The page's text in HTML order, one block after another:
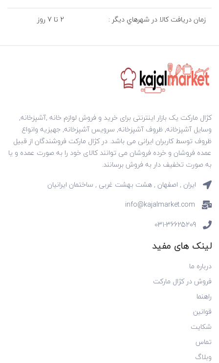
زمان دريافت کالا در شهرهاي ديگر : 2 تا 7 روز
کژال مارکت یک بازار اینترنتی برای خرید و فروش لوازم خانه ,آشپزخانه,
وسایل آشپزخانه, ظروف آشپزخانه, سرویس آشپزخانه, جهیزیه وانواع
ظروف توسط کاربران ایرانی می باشد. در کژال مارکت فروشندگان از قبیل
عمده فروشان و خرده فروشان می توانند کالای خود را به صورت عمده و یا
به صورت تخفیف دار به فروش برسانند.
ایران , اصفهان , هشت بهشت غربی , ساختمان ایرانیان
info@kajalmarket.com
031-36625209
لینک های مفید
درباره ما
فروش در کژال مارکت
راهنما
قوانین
شکایت
تماس
وبلاگ